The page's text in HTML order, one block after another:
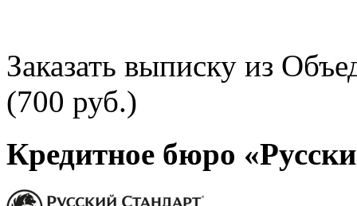
Заказать выписку из
(700 руб.)
Кредитное бюро